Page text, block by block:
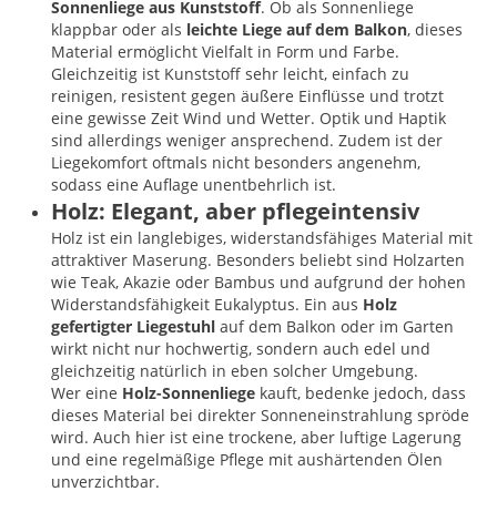
Sonnenliege aus Kunststoff. Ob als Sonnenliege
klappbar oder als leichte Liege auf dem Balkon, dieses
Material ermöglicht Vielfalt in Form und Farbe.
Gleichzeitig ist Kunststoff sehr leicht, einfach zu
reinigen, resistent gegen äußere Einflüsse und trotzt
eine gewisse Zeit Wind und Wetter. Optik und Haptik
sind allerdings weniger ansprechend. Zudem ist der
Liegekomfort oftmals nicht besonders angenehm,
sodass eine Auflage unentbehrlich ist.
Holz: Elegant, aber pflegeintensiv
Holz ist ein langlebiges, widerstandsfähiges Material mit
attraktiver Maserung. Besonders beliebt sind Holzarten
wie Teak, Akazie oder Bambus und aufgrund der hohen
Widerstandsfähigkeit Eukalyptus. Ein aus Holz
gefertigter Liegestuhlauf dem Balkon oder im Garten
wirkt nicht nur hochwertig, sondern auch edel und
gleichzeitig natürlich in eben solcher Umgebung.
Wer eine Holz-Sonnenliegekauft, bedenke jedoch, dass
dieses Material bei direkter Sonneneinstrahlung spröde
wird. Auch hier ist eine trockene, aber luftige Lagerung
und eine regelmäßige Pflege mit aushärtenden Ölen
unverzichtbar.